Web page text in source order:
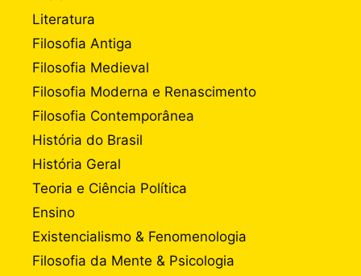
Literatura
Filosofia Antiga
Filosofia Medieval
Filosofia Moderna e Renascimento
Filosofia Contemporânea
História do Brasil
História Geral
Teoria e Ciência Política
Ensino
Existencialismo & Fenomenologia
Filosofia da Mente & Psicologia